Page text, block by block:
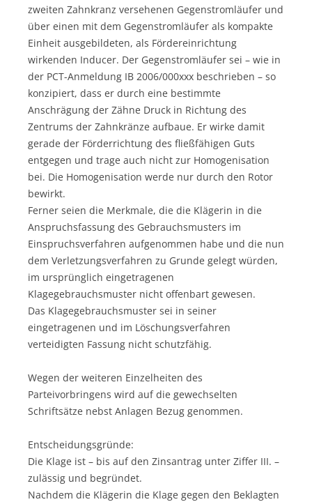
zweiten Zahnkranz versehenen Gegenstromläufer und
über einen mit dem Gegenstromläufer als kompakte
Einheit ausgebildeten, als Fördereinrichtung
wirkenden Inducer. Der Gegenstromläufer sei – wie in
der PCT-Anmeldung IB 2006/000xxx beschrieben – so
konzipiert, dass er durch eine bestimmte
Anschrägung der Zähne Druck in Richtung des
Zentrums der Zahnkränze aufbaue. Er wirke damit
gerade der Förderrichtung des fließfähigen Guts
entgegen und trage auch nicht zur Homogenisation
bei. Die Homogenisation werde nur durch den Rotor
bewirkt.
Ferner seien die Merkmale, die die Klägerin in die
Anspruchsfassung des Gebrauchsmusters im
Einspruchsverfahren aufgenommen habe und die nun
dem Verletzungsverfahren zu Grunde gelegt würden,
im ursprünglich eingetragenen
Klagegebrauchsmuster nicht offenbart gewesen.
Das Klagegebrauchsmuster sei in seiner
eingetragenen und im Löschungsverfahren
verteidigten Fassung nicht schutzfähig.
Wegen der weiteren Einzelheiten des
Parteivorbringens wird auf die gewechselten
Schriftsätze nebst Anlagen Bezug genommen.
Entscheidungsgründe:
Die Klage ist – bis auf den Zinsantrag unter Ziffer III. –
zulässig und begründet.
Nachdem die Klägerin die Klage gegen den Beklagten